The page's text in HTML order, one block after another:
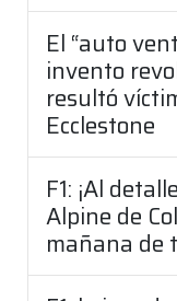
El “auto
invento
resultó
Ecclestone
F1: ¡Al
Alpine de
mañana de